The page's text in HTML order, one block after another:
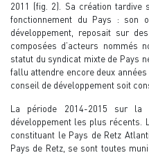
2011 (fig. 2). Sa création tardive
fonctionnement du Pays : son
développement, reposait sur
composées d’acteurs nommés
statut du syndicat mixte de Pays
fallu attendre encore deux
conseil de développement soit
La période 2014-2015 sur la
développement les plus récents.
constituant le Pays de Retz
Pays de Retz, se sont toutes